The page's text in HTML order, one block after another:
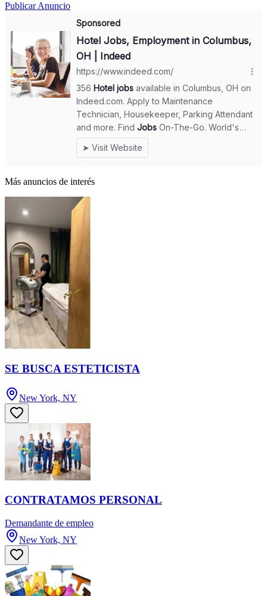
Publicar Anuncio
Más anuncios de interés
SE BUSCA ESTETICISTA
New York, NY
CONTRATAMOS PERSONAL
Demandante de empleo
New York, NY